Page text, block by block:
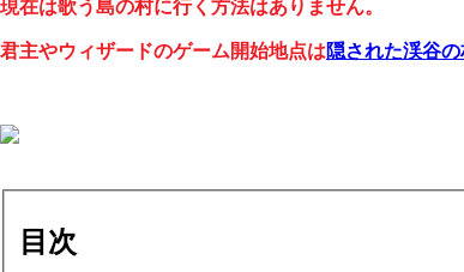
現在は歌う島の村に行く方法はありません。
君主やウィザードのゲーム開始地点は隠された渓谷
目次